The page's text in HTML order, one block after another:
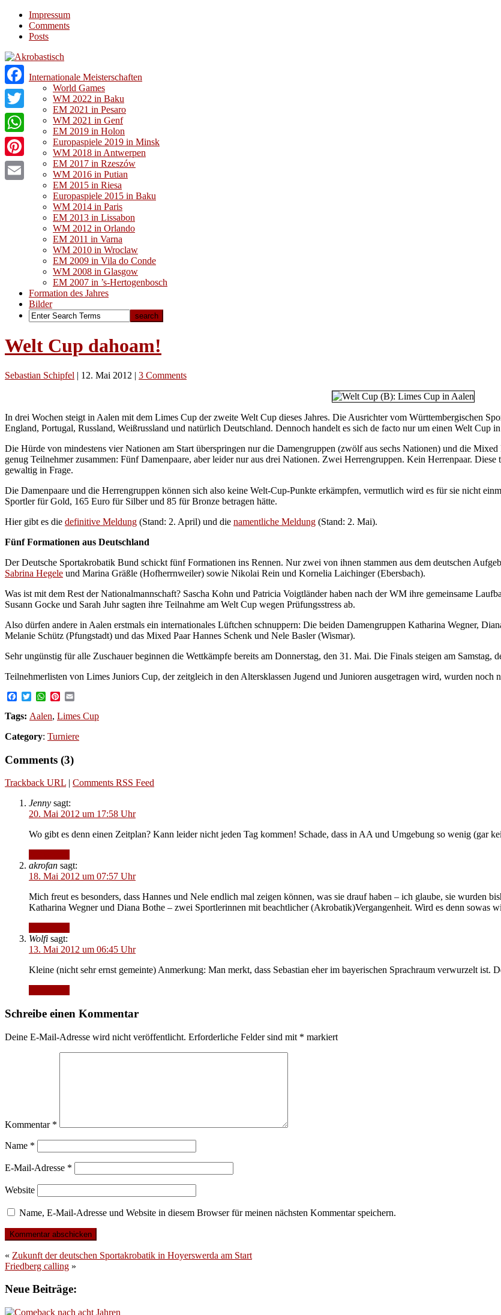
Impressum
Comments
Posts
Internationale Meisterschaften
World Games
WM 2022 in Baku
EM 2021 in Pesaro
WM 2021 in Genf
EM 2019 in Holon
Europaspiele 2019 in Minsk
WM 2018 in Antwerpen
EM 2017 in Rzeszów
WM 2016 in Putian
EM 2015 in Riesa
Europaspiele 2015 in Baku
WM 2014 in Paris
EM 2013 in Lissabon
WM 2012 in Orlando
EM 2011 in Varna
WM 2010 in Wroclaw
EM 2009 in Vila do Conde
WM 2008 in Glasgow
EM 2007 in ’s-Hertogenbosch
Formation des Jahres
Bilder
Welt Cup dahoam!
Sebastian Schipfel | 12. Mai 2012 | 3 Comments
In drei Wochen steigt in Aalen mit dem Limes Cup der zweite Welt Cup dieses Jahres. Die Ausrichter vom Württembergischen
England, Portugal, Russland, Weißrussland und natürlich Deutschland. Dennoch handelt es sich de facto nur um einen Welt Cup
Die Hürde von mindestens vier Nationen am Start überspringen nur die Damengruppen (zwölf aus sechs Nationen) und die
genug Teilnehmer zusammen: Fünf Damenpaare, aber leider nur aus drei Nationen. Zwei Herrengruppen. Kein Herrenpaar.
gewaltig in Frage.
Die Damenpaare und die Herrengruppen können sich also keine Welt-Cup-Punkte erkämpfen, vermutlich wird es für sie nicht
Sportler für Gold, 165 Euro für Silber und 85 für Bronze betragen hätte.
Hier gibt es die definitive Meldung (Stand: 2. April) und die namentliche Meldung (Stand: 2. Mai).
Fünf Formationen aus Deutschland
Der Deutsche Sportakrobatik Bund schickt fünf Formationen ins Rennen. Nur zwei von ihnen stammen aus dem deutschen
Sabrina Hegele und Marina Gräßle (Hofherrnweiler) sowie Nikolai Rein und Kornelia Laichinger (Ebersbach).
Was ist mit dem Rest der Nationalmannschaft? Sascha Kohn und Patricia Voigtländer haben nach der WM ihre gemeinsame
Susann Gocke und Sarah Juhr sagten ihre Teilnahme am Welt Cup wegen Prüfungsstress ab.
Also dürfen andere in Aalen erstmals ein internationales Lüftchen schnuppern: Die beiden Damengruppen Katharina Wegner,
Melanie Schütz (Pfungstadt) und das Mixed Paar Hannes Schenk und Nele Basler (Wismar).
Sehr ungünstig für alle Zuschauer beginnen die Wettkämpfe bereits am Donnerstag, den 31. Mai. Die Finals steigen am Samstag,
Teilnehmerlisten von Limes Juniors Cup, der zeitgleich in den Altersklassen Jugend und Junioren ausgetragen wird, wurden noch
Facebook
TwitterWhatsApp
Pinterest
Tags: Aalen, Limes Cup
Category: Turniere
Comments (3)
Trackback URL | Comments RSS Feed
Jenny sagt:
20. Mai 2012 um 17:58 Uhr
Wo gibt es denn einen Zeitplan? Kann leider nicht jeden Tag kommen! Schade, dass in AA und Umgebung so wenig (gar
akrofan sagt:
18. Mai 2012 um 07:57 Uhr
Mich freut es besonders, dass Hannes und Nele endlich mal zeigen können, was sie drauf haben – ich glaube, sie wurden
Katharina Wegner und Diana Bothe – zwei Sportlerinnen mit beachtlicher (Akrobatik)Vergangenheit. Wird es denn sowas
Wolfi sagt:
13. Mai 2012 um 06:45 Uhr
Kleine (nicht sehr ernst gemeinte) Anmerkung: Man merkt, dass Sebastian eher im bayerischen Sprachraum verwurzelt
Schreibe einen Kommentar
Deine E-Mail-Adresse wird nicht veröffentlicht. Erforderliche Felder sind mit * markiert
Kommentar *
Name *
E-Mail-Adresse *
Website
Name, E-Mail-Adresse und Website in diesem Browser für meinen nächsten Kommentar speichern.
« Zukunft der deutschen Sportakrobatik in Hoyerswerda am Start
Friedberg calling »
Neue Beiträge:
Facebook
Twitter
WhatsApp
Pinterest